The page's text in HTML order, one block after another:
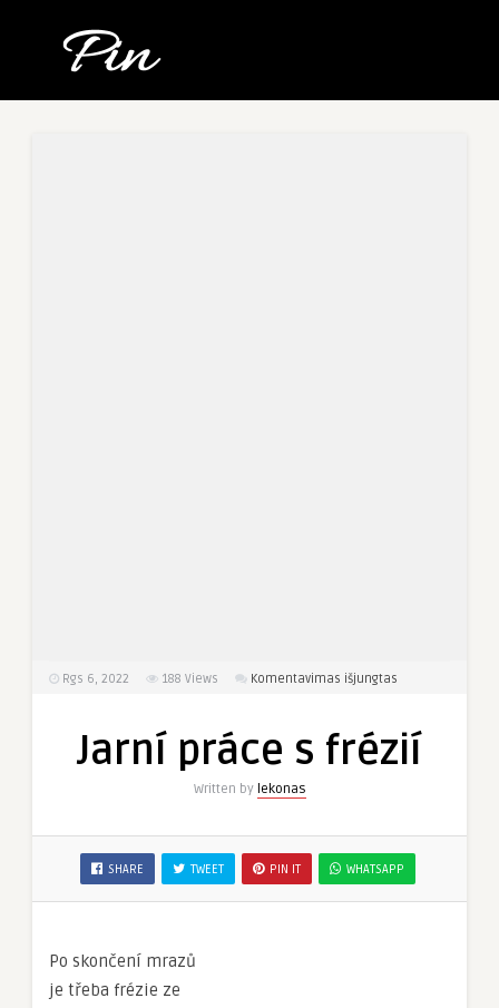
Rgs 6, 2022 188 Views Komentavimas išjungtas
Jarní práce s frézií
Written by lekonas
SHARE TWEET PIN IT WHATSAPP
Po skončení mrazů
je třeba frézie ze